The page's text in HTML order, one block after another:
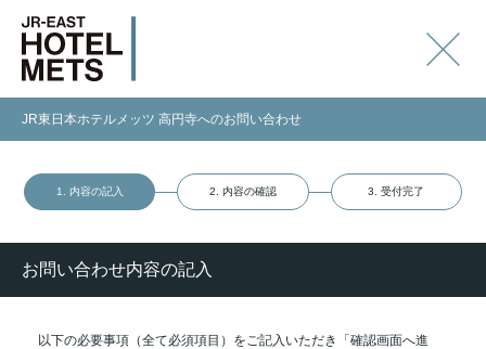
JR東日本ホテルメッツ 高円寺へのお問い合わせ
1. 内容の記入 2. 内容の確認 3. 受付完了
お問い合わせ内容の記入
以下の必要事項（全て必須項目）をご記入いただき「確認画面へ進